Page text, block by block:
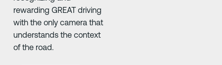
rewarding GREAT driving
with the only camera that
understands the context
of the road.